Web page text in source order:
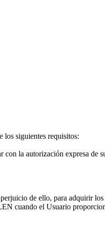
los siguientes requisitos:
la autorización expresa de
de ello, para adquirir
cuando el Usuario